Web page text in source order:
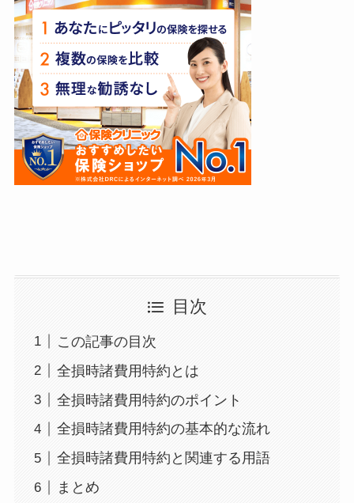
目次
この記事の目次
全損時諸費用特約とは
全損時諸費用特約のポイント
全損時諸費用特約の基本的な流れ
全損時諸費用特約と関連する用語
まとめ